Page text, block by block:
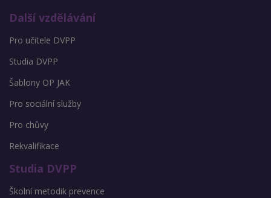
Další vzdělávání
Pro učitele DVPP
Studia DVPP
Šablony OP JAK
Pro sociální služby
Pro chůvy
Rekvalifikace
Studia DVPP
Školní metodik prevence